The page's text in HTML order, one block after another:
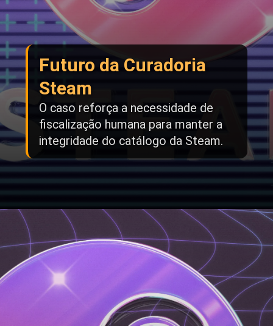
Futuro da Curadoria
Steam
O caso reforça a necessidade de
fiscalização humana para manter a
integridade do catálogo da Steam.